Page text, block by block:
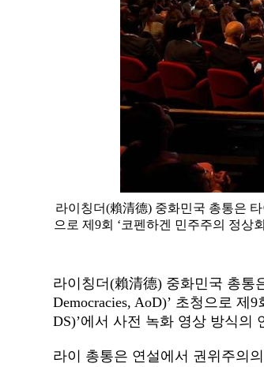
라이칭더(賴清德) 중화민국 총통은 타
으로 제9회 ‘코펜하겐 민주주의 정상
라이칭더(賴清德) 중화민국 총통
Democracies, AoD)’ 초청으로 제9
DS)’에서 사전 녹화 영상 방식의
라이 총통은 연설에서 권위주의